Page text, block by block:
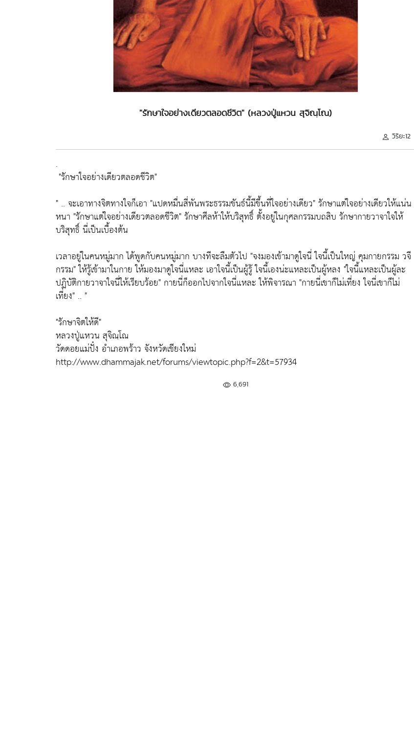
"รักษาใจอย่างเดียวตลอดชีวิต" (หลวงปู่แหวน สุจิณฺโณ)
วิริยะ12
.
"รักษาใจอย่างเดียวตลอดชีวิต"
" .. จะเอาทางจิตทางใจก็เอา "แปดหมื่นสี่พันพระธรรมขันธ์นี้มีขึ้นที่ใจอย่างเดียว"รักษาแต่ใจอย่างเดียวให้แน่น
หนา "รักษาแต่ใจอย่างเดียวตลอดชีวิต"รักษาศีลห้าให้บริสุทธิ์ ตั้งอยู่ในกุศลกรรมบถสิบ รักษากายวาจาใจให้
บริสุทธิ์ นี่เป็นเบื้องต้น
เวลาอยู่ในคนหมู่มาก ได้พูดกับคนหมู่มาก บางทีจะลืมตัวไป "จงมองเข้ามาดูใจนี่ ใจนี้เป็นใหญ่ คุมกายกรรม วจี
กรรม"ให้รู้เข้ามาในกาย ให้มองมาดูใจนี่แหละ เอาใจนี้เป็นผู้รู้ ใจนี้เองน่ะแหละเป็นผู้หลง "ใจนี้แหละเป็นผู้ละ
ปฏิบัติกายวาจาใจนี่ให้เรียบร้อย" กายนี่ก็ออกไปจากใจนี่แหละ ให้พิจารณา "กายนี่เขาก็ไม่เที่ยง ใจนี่เขาก็ไม่
เที่ยง" .. "
"รักษาจิตให้ดี"
หลวงปู่แหวน สุจิณฺโณ
วัดดอยแม่ปั๋ง อำเภอพร้าว จังหวัดเชียงใหม่
http://www.dhammajak.net/forums/viewtopic.php?f=2&t=57934
6,691